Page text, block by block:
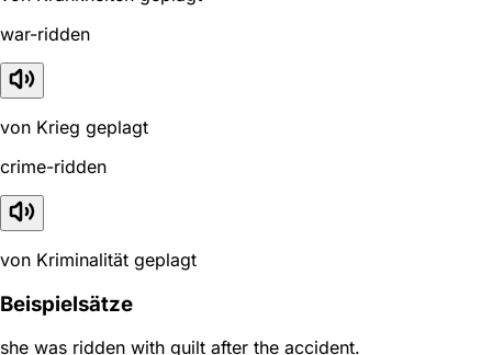
war-ridden
von Krieg geplagt
crime-ridden
von Kriminalität geplagt
Beispielsätze
she was ridden with guilt after the accident.